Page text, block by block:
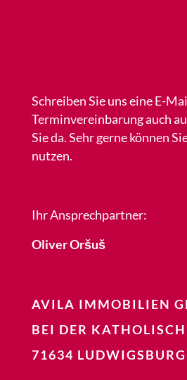
Schreiben Sie uns eine E-
Terminvereinbarung auch
Sie da. Sehr gerne können
nutzen.
Ihr Ansprechpartner:
Oliver Oršuš
AVILA IMMOBILIEN
BEI DER
71634 LUDWIGSBURG